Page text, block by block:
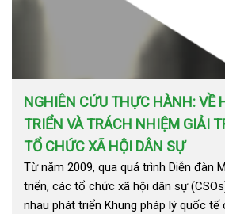
NGHIÊN CỨU THỰC HÀNH: VỀ
TRIỂN VÀ TRÁCH NHIỆM GIẢI
TỔ CHỨC XÃ HỘI DÂN SỰ
Từ năm 2009, qua quá trình Diễn đàn
triển, các tổ chức xã hội dân sự
nhau phát triển Khung pháp lý quốc tế